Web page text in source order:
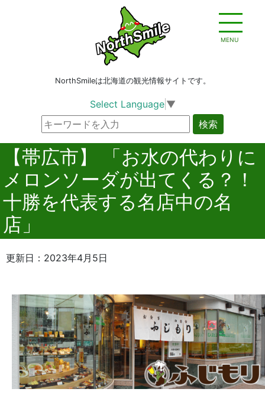
MENU
NorthSmileは北海道の観光情報サイトです。
Select Language ▼
検索
【帯広市】 「お水の代わりに
メロンソーダが出てくる？！
十勝を代表する名店中の名
店」
更新日：2023年4月5日